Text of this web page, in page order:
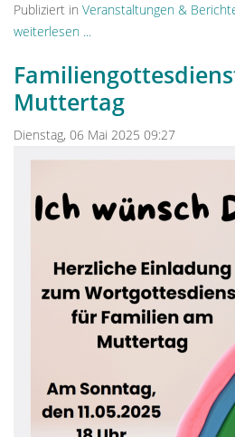
Publiziert in Veranstaltungen &
weiterlesen ...
Muttertag
Dienstag, 06 Mai 2025 09:27